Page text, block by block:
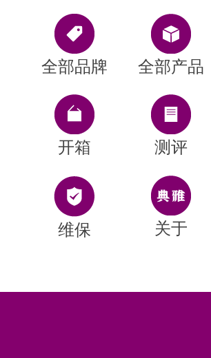
全部品牌 全部产品
开箱 测评
维保 关于